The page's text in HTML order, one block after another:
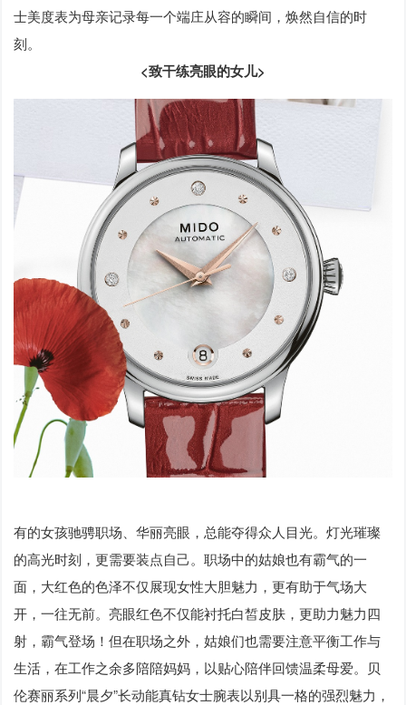
士美度表为母亲记录每一个端庄从容的瞬间，焕然自信的时
刻。
<致干练亮眼的女儿>
有的女孩驰骋职场、华丽亮眼，总能夺得众人目光。灯光璀璨
的高光时刻，更需要装点自己。职场中的姑娘也有霸气的一
面，大红色的色泽不仅展现女性大胆魅力，更有助于气场大
开，一往无前。亮眼红色不仅能衬托白皙皮肤，更助力魅力四
射，霸气登场！但在职场之外，姑娘们也需要注意平衡工作与
生活，在工作之余多陪陪妈妈，以贴心陪伴回馈温柔母爱。贝
伦赛丽系列“晨夕”长动能真钻女士腕表以别具一格的强烈魅力，